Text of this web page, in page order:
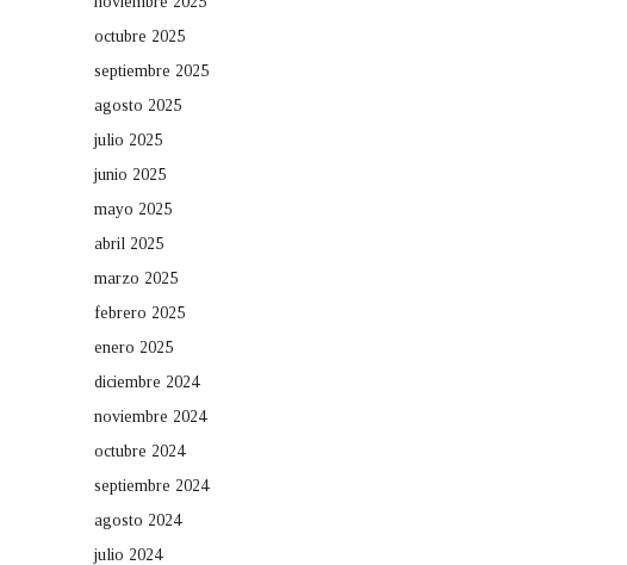
octubre 2025
septiembre 2025
agosto 2025
julio 2025
junio 2025
mayo 2025
abril 2025
marzo 2025
febrero 2025
enero 2025
diciembre 2024
noviembre 2024
octubre 2024
septiembre 2024
agosto 2024
julio 2024